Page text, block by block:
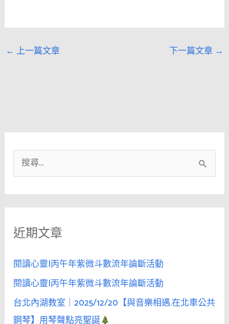
← 上一篇文章 下一篇文章 →
尋
關
字
近期文章
閱讀心靈|丙午年紫微斗數流年論斷活動
閱讀心靈|丙午年紫微斗數流年論斷活動
台北內湖教室｜2025/12/20【與音樂相遇.在北車公共
鋼琴】用琴聲點亮聖誕